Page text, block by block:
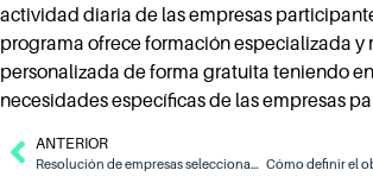
actividad diaria de las empresas
programa ofrece formación especializada y
personalizada de forma gratuita teniendo
necesidades específicas de las empresas
ANTERIOR
Resolución de empresas seleccionadas para participar en Castellón Global Program 2022